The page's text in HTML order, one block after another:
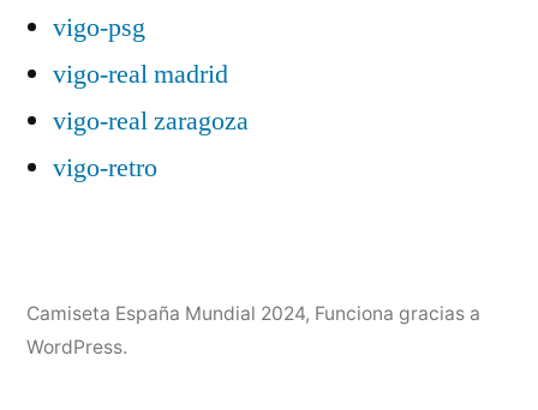
vigo-psg
vigo-real madrid
vigo-real zaragoza
vigo-retro
Camiseta España Mundial 2024, Funciona gracias a
WordPress.